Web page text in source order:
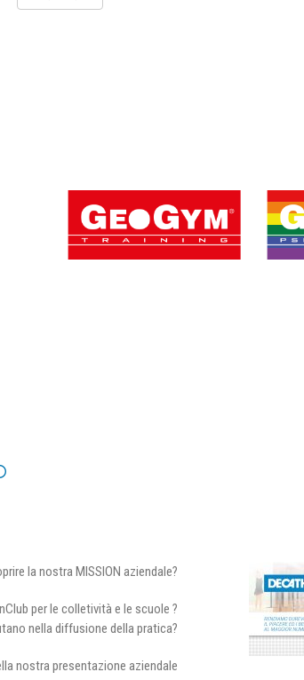
la nostra MISSION aziendale?
per le colletività e le scuole ?
nella diffusione della pratica?
nostra presentazione aziendale